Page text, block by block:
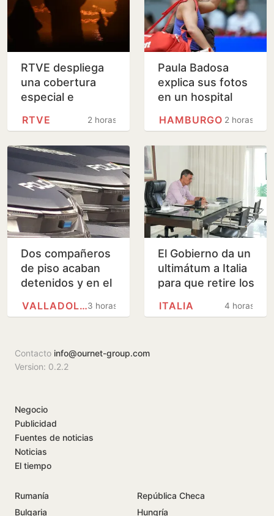
RTVE despliega
una cobertura
especial e
seguir el eclipse
agosto
2 horas
RTVE
Paula Badosa
explica sus fotos
en un hospital
2 horas
HAMBURGO
Dos compañeros
de piso acaban
detenidos y en el
agredirse con3 horas
VALLADOLID
El Gobierno da un
ultimátum a Italia
para que retire los
frontera a los4 horas
ITALIA
Contacto info@ournet-group.com
Version: 0.2.2
Negocio
Publicidad
Fuentes de noticias
Noticias
El tiempo
Rumanía
República Checa
Bulgaria
Hungría